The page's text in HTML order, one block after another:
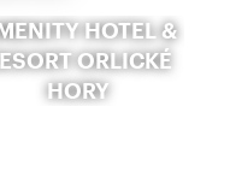
HOTEL &
ORLICKÉ
HORY